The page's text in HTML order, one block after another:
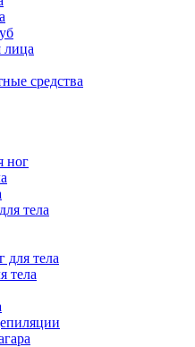
лица
средства
ног
тела
тела
тела